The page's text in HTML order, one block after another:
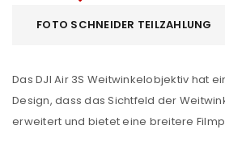
FOTO SCHNEIDER TEILZAHLUNG
Das DJI Air 3S Weitwinkelobjektiv hat
Design, dass das Sichtfeld der
erweitert und bietet eine breitere